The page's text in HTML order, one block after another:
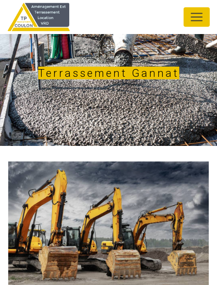
Terrassement Gannat
Panneau de gestion des cookies